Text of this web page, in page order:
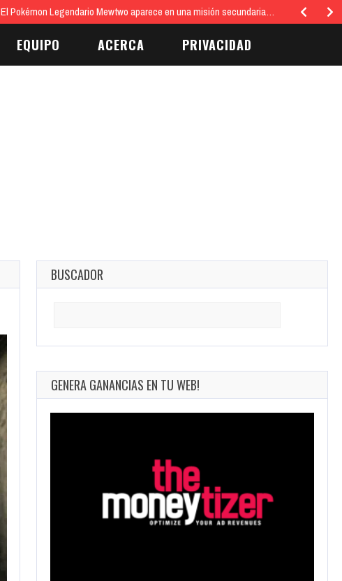
El Pokémon Legendario Mewtwo aparece en una misión secundaria…
EQUIPO ACERCA PRIVACIDAD
BUSCADOR
GENERA GANANCIAS EN TU WEB!